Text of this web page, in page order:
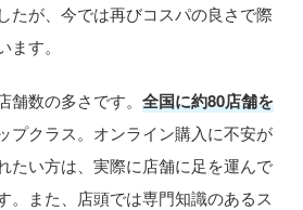
たが、今では再びコスパの良さで際
す。
数の多さです。 全国に約80店舗を
プクラス。オンライン購入に不安が
たい方は、実際に店舗に足を運んで
。また、店頭では専門知識のあるス